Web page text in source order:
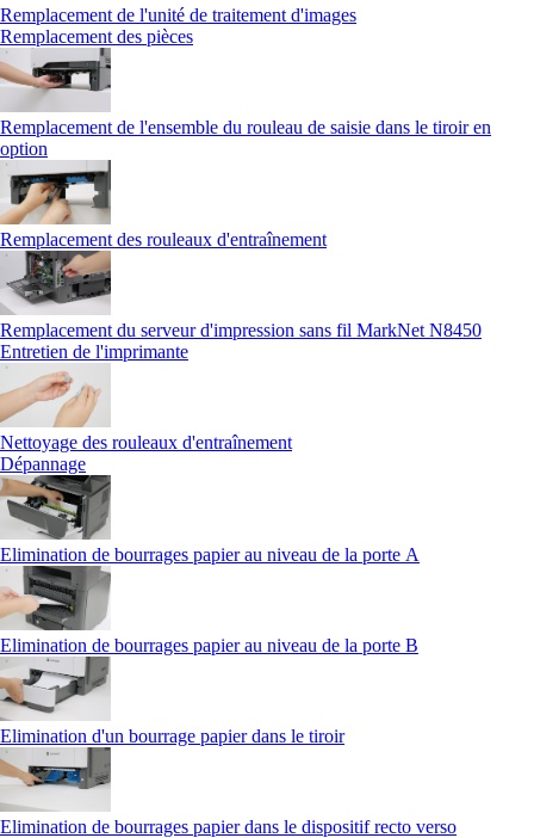
Remplacement de l'unité de traitement d'images
Remplacement des pièces
Remplacement de l'ensemble du rouleau de saisie dans le tiroir en
option
Remplacement des rouleaux d'entraînement
Remplacement du serveur d'impression sans fil MarkNet N8450
Entretien de l'imprimante
Nettoyage des rouleaux d'entraînement
Dépannage
Elimination de bourrages papier au niveau de la porte A
Elimination de bourrages papier au niveau de la porte B
Elimination d'un bourrage papier dans le tiroir
Elimination de bourrages papier dans le dispositif recto verso